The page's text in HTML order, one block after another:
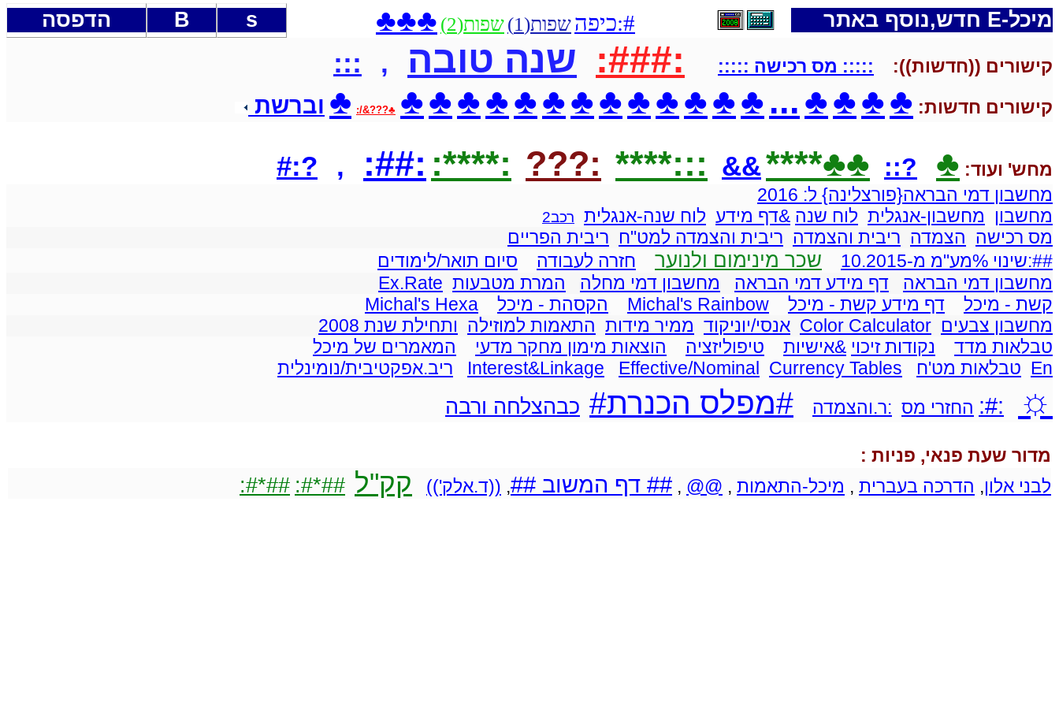
מיכל-E חדש,נוסף באתר #:כיפהשפות(1) שפות(2) ♣♣♣
s
B הדפסה
קישורים ((חדשות)): ::::: מס רכישה ::::: :###: שנה טובה ,
:::
קישורים חדשות: ♣
♣
♣
♣
...
♣
♣
♣
♣
♣
♣
♣
♣
♣
♣
♣
♣
♣
♣???&/:
♣ וברשת
מחש' ועוד: ♣
?::
♣♣****
&&
:::****
:???
:****:
:##:
,
?:#
מחשבון דמי הבראה{פורצלינה} ל: 2016
מחשבון
מחשבון-אנגלית לוח שנה &דף מידע לוח שנה-אנגלית רכב2
מס רכישה הצמדה ריבית והצמדה ריבית והצמדה למט"ח ריבית הפריים
##:שינוי %מע"מ מ-10.2015
שכר מינימום ולנוער חזרה לעבודה
סיום תואר/לימודים
מחשבון דמי הבראה
דף מידע דמי הבראה מחשבון דמי מחלה המרת מטבעות Ex.Rate
קשת - מיכל
דף מידע קשת - מיכל Michal's Rainbow הקסהת - מיכל
Michal's Hexa
מחשבון צבעים Color Calculator אנסי/יוניקוד ממיר מידות התאמות למוזילה ותחילת שנת 2008
טבלאות מדד
נקודות זיכוי &אישיות טיפוליזציה הוצאות מימון מחקר מדעי
המאמרים של מיכל
En טבלאות מט'ח Interest&Linkage Effective/Nominal Currency Tables ריב.אפקטיבית/נומינלית
☼
:#: החזרי מס :ר.והצמדה #מפלס הכנרת# כבהצלחה ורבה
מדור שעת פנאי, פניות :
לבני אלון, הדרכה בעברית , מיכל-התאמות ,
@@
, ## דף המשוב ##, ((ד.אלק')) קק"ל ##*#:
##*#: